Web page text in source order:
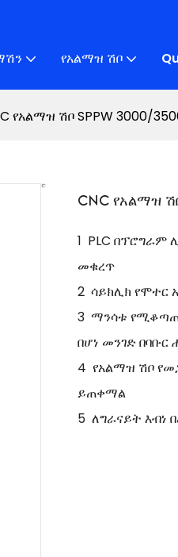
የአልማዝ ሽቦ
የአልማዝ ሽቦ SPPW 3000/
CNC የአልማዝ
1 PLC በፕሮግራም
መቁረጥ
2 ሳይክሊክ የሞተር
3 ማንሳቱ
በሆነ መንገድ
4 የአልማዝ ሽቦ
ይጠቀማል
5 ለግራናይት እብነ